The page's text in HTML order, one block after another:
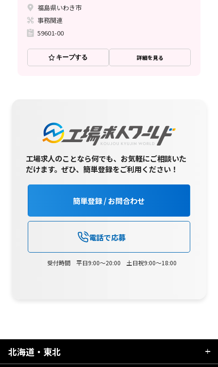
福島県いわき市
事務関連
59601-00
キープする 詳細を見る
工場求人のことなら何でも、お気軽にご相談いた
だけます。ぜひ、簡単登録をご利用ください！
簡単登録 / お問合わせ
電話で応募
受付時間 平日9:00～20:00 土日祝9:00～18:00
北海道・東北